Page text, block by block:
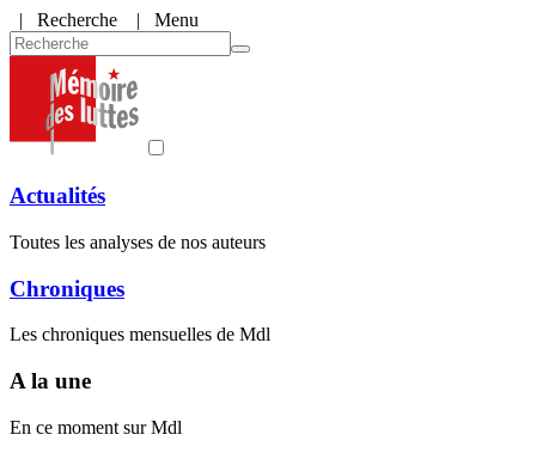
| Recherche | Menu
Actualités
Toutes les analyses de nos auteurs
Chroniques
Les chroniques mensuelles de Mdl
A la une
En ce moment sur Mdl